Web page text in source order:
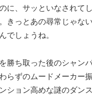
に、サッといなされて
きっとあの尋常じゃな
でしょうね。
勝ち取った後のシャン
らずのムードメーカー
ション高めな謎のダン